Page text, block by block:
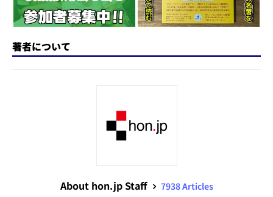
著者について
About hon.jp Staff
7938 Articles